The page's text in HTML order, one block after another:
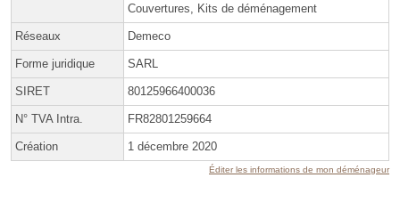
Couvertures, Kits de déménagement
Réseaux Demeco
Forme juridique SARL
SIRET 80125966400036
N° TVA Intra. FR82801259664
Création 1 décembre 2020
Éditer les informations de mon déménageur